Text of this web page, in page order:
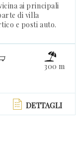
ai principali
di villa
e posti auto.
300 m
DETTAGLI